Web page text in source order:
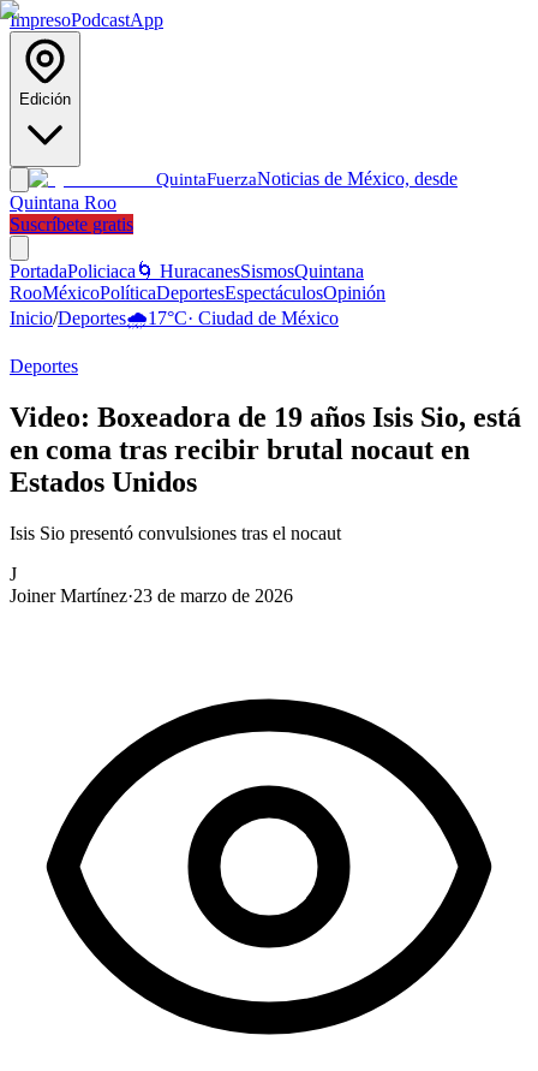
ImpresoPodcastApp
Edición
QuintaFuerzaNoticias de México, desde
Quintana Roo
Suscríbete gratis
PortadaPoliciaca 🌀 HuracanesSismosQuintana
RooMéxicoPolíticaDeportesEspectáculosOpinión
Inicio/Deportes🌧️17°C· Ciudad de México
Deportes
Video: Boxeadora de 19 años Isis Sio, está
en coma tras recibir brutal nocaut en
Estados Unidos
Isis Sio presentó convulsiones tras el nocaut
J
Joiner Martínez·23 de marzo de 2026